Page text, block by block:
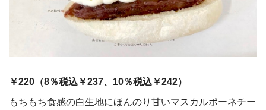
￥220（8％税込￥237、 10％税込￥242）
もちもち食感の白生地にほんのり甘いマスカルポーネチー